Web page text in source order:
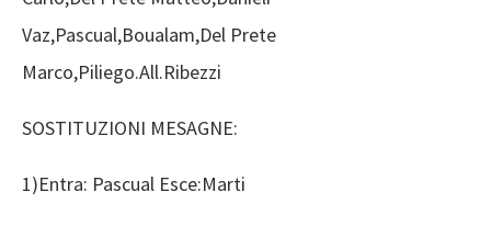
Vaz,Pascual,Boualam,Del Prete
Marco,Piliego.All.Ribezzi
SOSTITUZIONI MESAGNE:
1)Entra: Pascual Esce:Marti